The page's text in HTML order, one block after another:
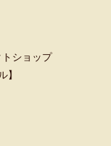
ショップ
】